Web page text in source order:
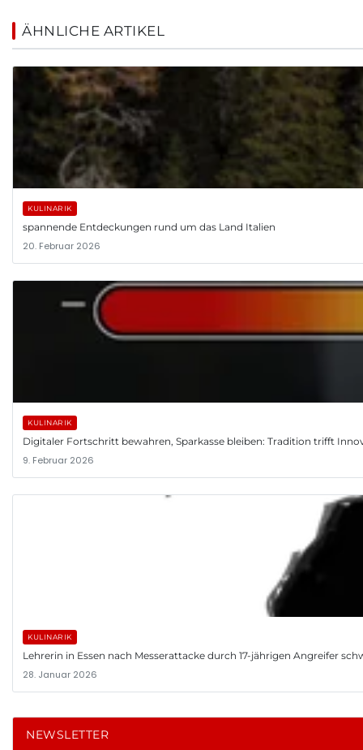
ÄHNLICHE ARTIKEL
KULINARIK
spannende Entdeckungen rund um das Land Italien
20. Februar 2026
KULINARIK
Digitaler Fortschritt bewahren, Sparkasse bleiben: Tradition trifft
9. Februar 2026
KULINARIK
Lehrerin in Essen nach Messerattacke durch 17-jährigen Angreifer
28. Januar 2026
NEWSLETTER